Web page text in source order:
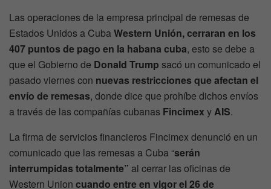
Las operaciones de la empresa principal de remesas de
Estados Unidos a CubaWestern Unión, cerraran en los
407 puntos de pago en la habana cuba, esto se debe a
que el Gobierno de Donald Trump sacó un comunicado el
pasado viernes con nuevas restricciones que afectan el
envío de remesas, donde dice que prohíbe dichos envíos
a través de las compañías cubanas Fincimex yAIS.
La firma de servicios financieros Fincimex denunció en un
comunicado que las remesas a Cuba “serán
interrumpidas totalmente” al cerrar las oficinas de
Western Union cuando entre en vigor el 26 de